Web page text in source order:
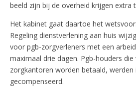
beeld zijn bij de overheid krijgen extra
Het kabinet gaat daartoe het
Regeling dienstverlening aan huis
voor pgb-zorgverleners met een
maximaal drie dagen. Pgb-houders
zorgkantoren worden betaald, werden
gecompenseerd.